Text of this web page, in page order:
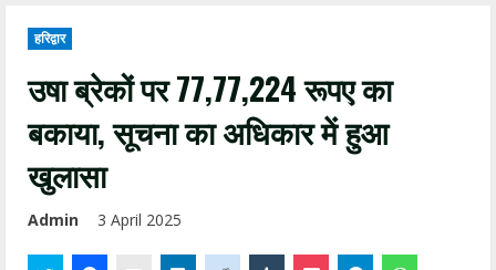
हरिद्वार
उषा ब्रेकों पर 77,77,224 रूपए का
बकाया, सूचना का अधिकार में हुआ
खुलासा
Admin 3 April 2025